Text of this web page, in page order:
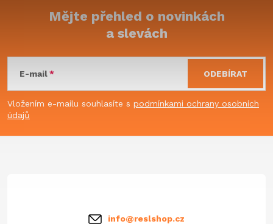
p
a
Mějte přehled o novinkách
a slevách
E-mail
Vložením e-mailu souhlasíte s podmínkami ochrany osobních
údajů
ODEBÍRAT
info@reslshop.cz